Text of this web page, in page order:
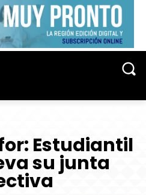
Estudiantil
su junta